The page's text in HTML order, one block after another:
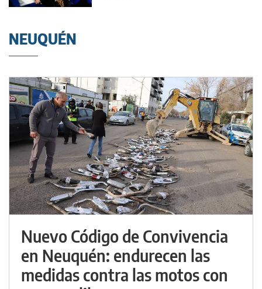
NEUQUÉN
Nuevo Código de Convivencia
en Neuquén: endurecen las
medidas contra las motos con